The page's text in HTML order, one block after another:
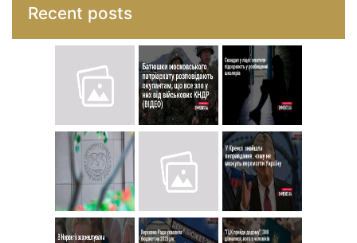
Recent posts